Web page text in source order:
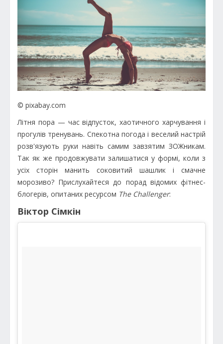
© pixabay.com
Літня пора — час відпусток, хаотичного харчування і
прогулів тренувань. Спекотна погода і веселий настрій
розв'язують руки навіть самим завзятим ЗОЖникам.
Так як же продовжувати залишатися у формі, коли з
усіх сторін манить соковитий шашлик і смачне
морозиво? Прислухайтеся до порад відомих фітнес-
блогерів, опитаних ресурсом The Challenger:
Віктор Сімкін